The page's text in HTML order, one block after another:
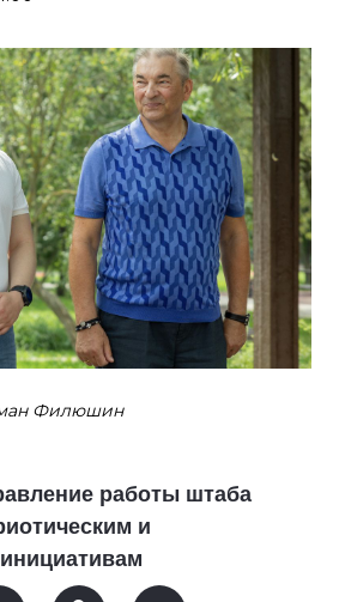
Филюшин
работы штаба
и